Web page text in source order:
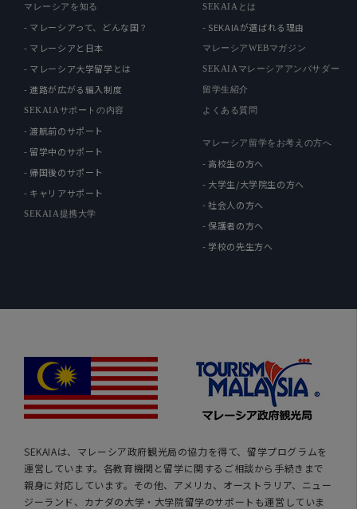
マレーシアを知る
- マレーシアって、どんな国？
- マレーシアと日本
- マレーシア大学留学とは
- 進路が広がる編入制度
SEKAIAサポートの内容
- 渡航前のサポート
- 留学中のサポート
- 帰国後のサポート
- キャリアサポート
SEKAIA提携大学
SEKAIAとは
- SEKAIAが選ばれる理由
マレーシアWEBマガジン
SEKAIAマレーシアアンバサダー
留学生紹介
よくある質問
マレーシア留学をお考えの方へ
- 高校生の方へ
- 大学生/大学院生の方へ
- 社会人の方へ
- 保護者の方へ
- 学校の先生方へ
SEKAIAは、マレーシア政府観光局の協力を得て、留学プログラムを
運営しています。各教育機関と留学に関するご相談から手続きまで
親身に対応しています。その他、アメリカ、オーストラリア、ニュー
ジーランド、カナダの大学・大学院留学のサポートも運営していま